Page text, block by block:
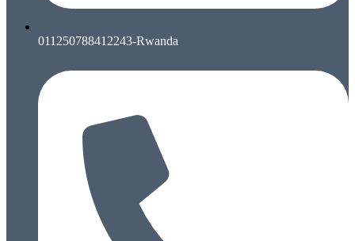
011250788412243-Rwanda